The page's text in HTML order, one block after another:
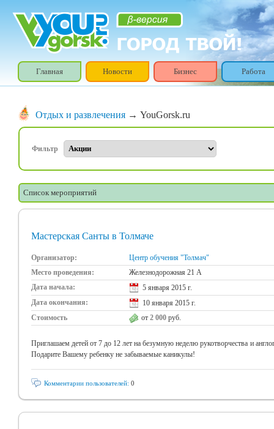
Главная Новости Бизнес Работа
Отдых и развлечения → YouGorsk.ru
Фильтр
Список мероприятий
Мастерская Санты в Толмаче
Организатор:
Центр обучения "Толмач"
Место проведения:
Железнодорожная 21 А
Дата начала:
5 января 2015 г.
Дата окончания:
10 января 2015 г.
Стоимость
от 2 000 руб.
Приглашаем детей от 7 до 12 лет на безумную неделю рукотворчества и
Подарите Вашему ребенку не забываемые каникулы!
Комментарии пользователей: 0